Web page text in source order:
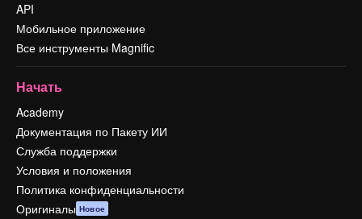
API
Мобильное приложение
Все инструменты Magnific
Начать
Academy
Документация по Пакету ИИ
Служба поддержки
Условия и положения
Политика конфиденциальности
Оригиналы Новое